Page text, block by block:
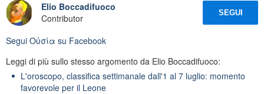
Elio Boccadifuoco
Contributor
SEGUI
Segui Oὐσία su Facebook
Leggi di più sullo stesso argomento da Elio Boccadifuoco:
L'oroscopo, classifica settimanale dall'1 al 7 luglio: momento
favorevole per il Leone